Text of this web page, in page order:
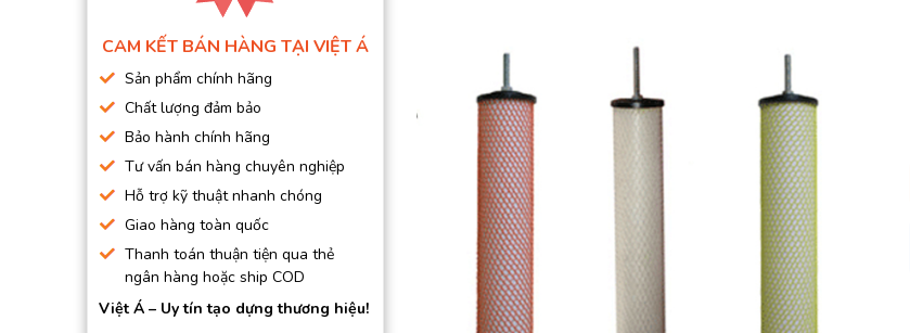
BƠM MÀNG KHÍ NÉN
BƠM HÚT CHÂN KHÔNG
BƠM ĐỊNH LƯỢNG
MOTOR, HỘP GIẢM TỐC
MÁY TẠO KHÍ NITO
CAM KẾT BÁN HÀNG TẠI VIỆT Á
Sản phẩm chính hãng
Chất lượng đảm bảo
Bảo hành chính hãng
Tư vấn bán hàng chuyên nghiệp
Hỗ trợ kỹ thuật nhanh chóng
Giao hàng toàn quốc
Thanh toán thuận tiện qua thẻ
ngân hàng hoặc ship COD
Việt Á – Uy tín tạo dựng thương hiệu!